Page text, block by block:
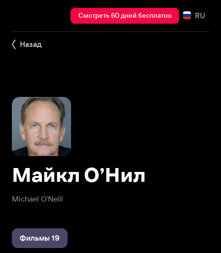
Смотреть 60 дней бесплатно RU
Назад
Michael O'Neill
Майкл О’Нил
Фильмы 19